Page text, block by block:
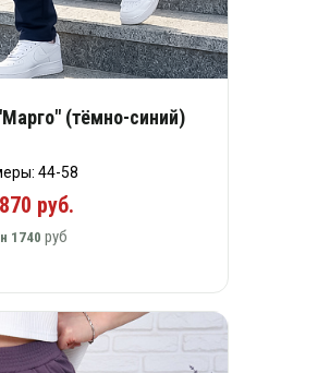
(тёмно-синий)
44-58
руб.
1740 руб